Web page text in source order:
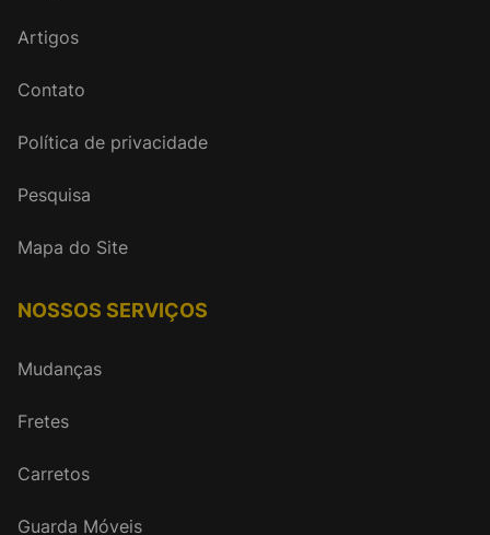
Artigos
Contato
Política de privacidade
Pesquisa
Mapa do Site
NOSSOS SERVIÇOS
Mudanças
Fretes
Carretos
Guarda Móveis